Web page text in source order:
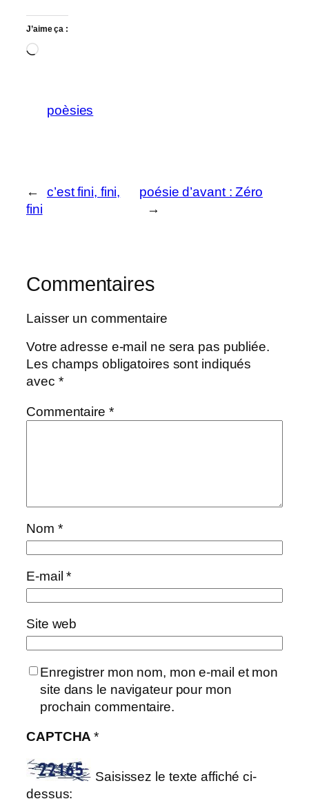
J’aime ça :
Chargement…
poèsies
←
c’est fini, fini,
fini
poésie d’avant : Zéro
→
Commentaires
Laisser un commentaire
Votre adresse e-mail ne sera pas publiée.
Les champs obligatoires sont indiqués
avec *
Commentaire *
Nom *
E-mail*
Site web
Enregistrer mon nom, mon e-mail et mon
site dans le navigateur pour mon
prochain commentaire.
CAPTCHA*
Saisissez le texte affiché ci-
dessus: